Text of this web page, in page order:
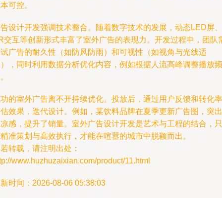
可控。
设计开发强调技术整合。随着数字技术的发展，动态LED屏、
交互等创新形式丰富了室外广告的表现力。开发过程中，团队
广告的耐久性（如防风防雨）和可视性（如视角与光线适
，同时利用数据分析优化内容，例如根据人流高峰调整播放频
的室外广告离不开持续优化。投放后，通过用户反馈和转化率
效果，迭代设计。例如，某饮料品牌在夏季更新广告图，突出
感，提升了销量。室外广告设计开发是艺术与工程的结合，只
准策划与高效执行，才能在喧嚣的城市中脱颖而出。
转载，请注明出处：
www.huzhuzaixian.com/product/11.html
时间：2026-08-06 05:38:03